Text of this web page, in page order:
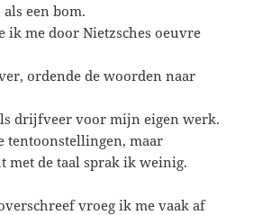
een bom.
ik me door Nietzsches oeuvre
ordende de woorden naar
drijfveer voor mijn eigen werk.
tentoonstellingen, maar
met de taal sprak ik weinig.
vroeg ik me vaak af